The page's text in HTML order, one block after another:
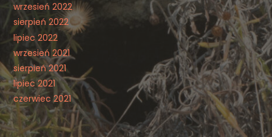
wrzesień 2022
sierpień 2022
lipiec 2022
wrzesień 2021
sierpień 2021
lipiec 2021
czerwiec 2021